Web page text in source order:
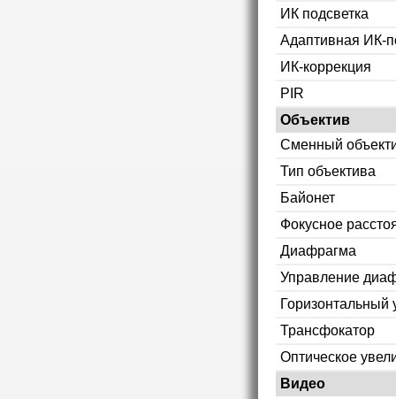
ИК подсветка
Адаптивная ИК-
ИК-коррекция
PIR
Объектив
Сменный
Тип объектива
Байонет
Фокусное
Диафрагма
Управление
Горизонтальный
Трансфокатор
Оптическое
Видео